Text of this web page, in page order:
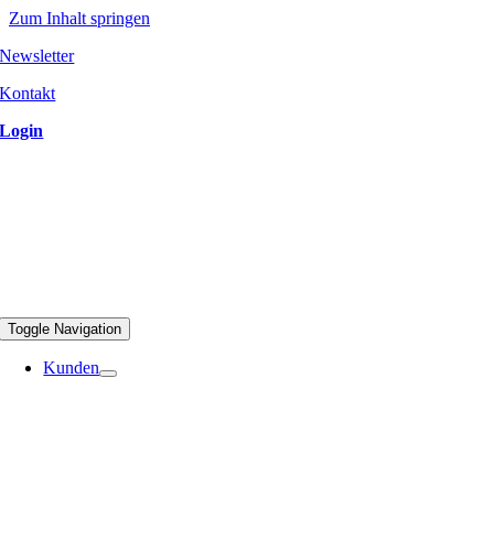
Zum Inhalt springen
Newsletter
Kontakt
Login
Toggle Navigation
Kunden